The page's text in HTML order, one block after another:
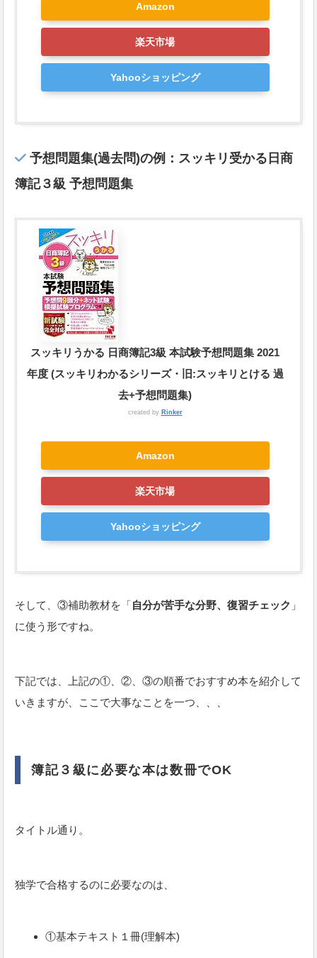
Amazon
楽天市場
Yahooショッピング
予想問題集(過去問)の例： スッキリ受かる日商
簿記３級 予想問題集
スッキリうかる 日商簿記3級 本試験予想問題集 2021
年度 (スッキリわかるシリーズ・旧:スッキリとける 過
去+予想問題集)
created by Rinker
Amazon
楽天市場
Yahooショッピング
そして、③補助教材を「自分が苦手な分野、復習チェック 」
に使う形ですね。
下記では、上記の①、②、③の順番でおすすめ本を紹介して
いきますが、ここで大事なことを一つ、、、
簿記３級に必要な本は数冊でOK
タイトル通り。
独学で合格するのに必要なのは、
①基本テキスト１冊(理解本)